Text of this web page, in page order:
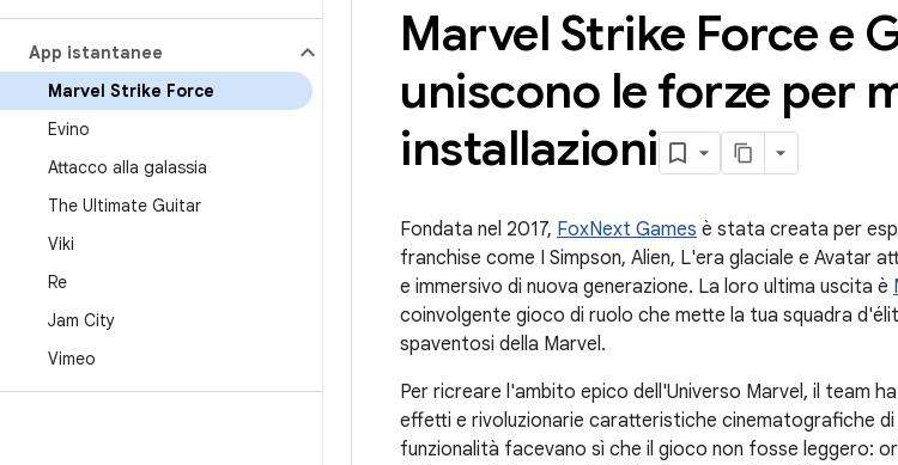
App istantanee
Marvel Strike Force
Evino
Attacco alla galassia
The Ultimate Guitar
Viki
Re
Jam City
Vimeo
Marvel Strike Force e
uniscono le forze per
installazioni
Fondata nel 2017, FoxNext Games è stata creata per
franchise come I Simpson, Alien, L'era glaciale e Avatar
e immersivo di nuova generazione. La loro ultima uscita è
coinvolgente gioco di ruolo che mette la tua squadra
spaventosi della Marvel.
Per ricreare l'ambito epico dell'Universo Marvel, il team
effetti e rivoluzionarie caratteristiche cinematografiche
funzionalità facevano sì che il gioco non fosse leggero: